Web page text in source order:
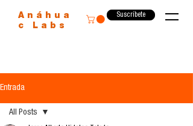
Anáhua
c Labs
Suscríbete
Entrada
All Posts